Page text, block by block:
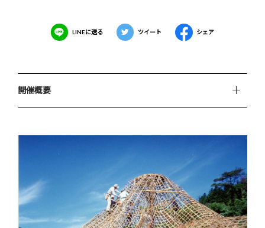
LINEに送る ツイート シェア
開催概要